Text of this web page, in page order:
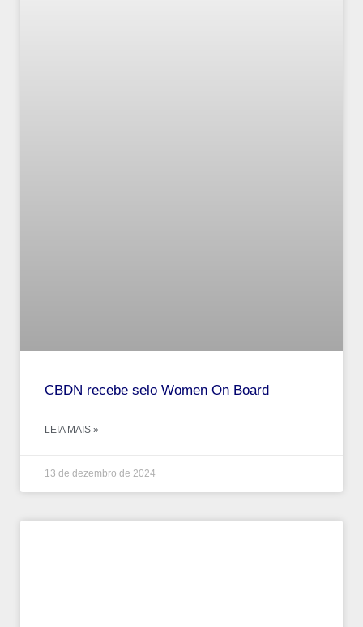
CBDN recebe selo Women On Board
LEIA MAIS »
13 de dezembro de 2024